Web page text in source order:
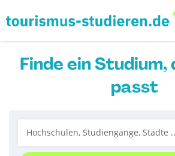
Finde ein Studium,
passt